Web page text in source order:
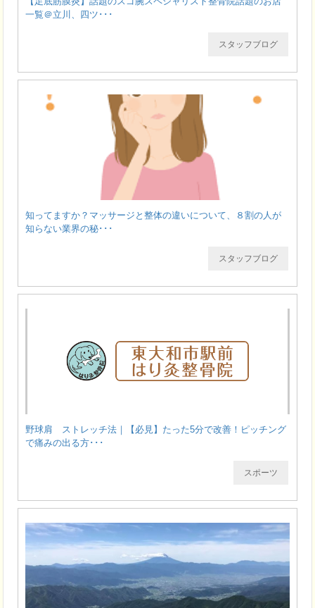
一覧＠立川、四ツ･･･
スタッフブログ
知ってますか？マッサージと整体の違いについて、８割の人が
知らない業界の秘･･･
スタッフブログ
野球肩 ストレッチ法｜【必見】たった5分で改善！ピッチング
で痛みの出る方･･･
スポーツ